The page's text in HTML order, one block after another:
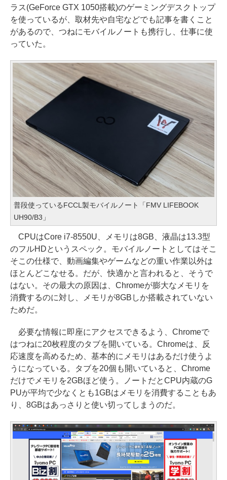
ラス(GeForce GTX 1050搭載)のゲーミングデスクトップ
を使っているが、取材先や自宅などでも記事を書くこと
があるので、つねにモバイルノートも携行し、仕事に使
っていた。
普段使っているFCCL製モバイルノート「FMV LIFEBOOK
UH90/B3」
CPUはCore i7-8550U、メモリは8GB、液晶は13.3型
のフルHDというスペック。モバイルノートとしてはそこ
そこの仕様で、動画編集やゲームなどの重い作業以外は
ほとんどこなせる。だが、快適かと言われると、そうで
はない。その最大の原因は、Chromeが膨大なメモリを
消費するのに対し、メモリが8GBしか搭載されていない
ためだ。
必要な情報に即座にアクセスできるよう、Chromeで
はつねに20枚程度のタブを開いている。Chromeは、反
応速度を高めるため、基本的にメモリはあるだけ使うよ
うになっている。タブを20個も開いていると、Chrome
だけでメモリを2GBほど使う。ノートだとCPU内蔵のG
PUが平均で少なくとも1GBはメモリを消費することもあ
り、8GBはあっさりと使い切ってしまうのだ。